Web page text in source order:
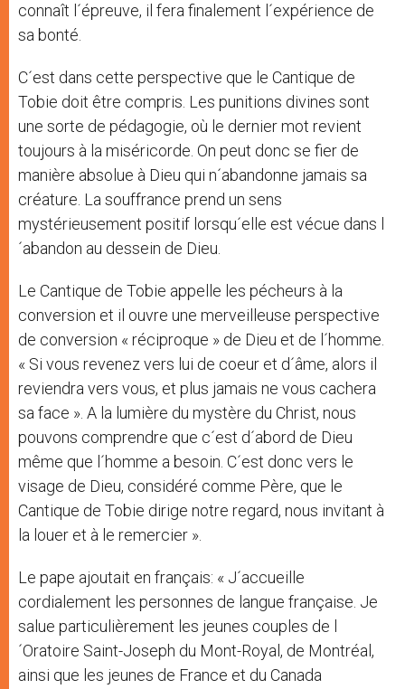
connaît l´épreuve, il fera finalement l´expérience de
sa bonté.
C´est dans cette perspective que le Cantique de
Tobie doit être compris. Les punitions divines sont
une sorte de pédagogie, où le dernier mot revient
toujours à la miséricorde. On peut donc se fier de
manière absolue à Dieu qui n´abandonne jamais sa
créature. La souffrance prend un sens
mystérieusement positif lorsqu´elle est vécue dans l
´abandon au dessein de Dieu.
Le Cantique de Tobie appelle les pécheurs à la
conversion et il ouvre une merveilleuse perspective
de conversion « réciproque » de Dieu et de l´homme.
« Si vous revenez vers lui de coeur et d´âme, alors il
reviendra vers vous, et plus jamais ne vous cachera
sa face ». A la lumière du mystère du Christ, nous
pouvons comprendre que c´est d´abord de Dieu
même que l´homme a besoin. C´est donc vers le
visage de Dieu, considéré comme Père, que le
Cantique de Tobie dirige notre regard, nous invitant à
la louer et à le remercier ».
Le pape ajoutait en français: « J´accueille
cordialement les personnes de langue française. Je
salue particulièrement les jeunes couples de l
´Oratoire Saint-Joseph du Mont-Royal, de Montréal,
ainsi que les jeunes de France et du Canada